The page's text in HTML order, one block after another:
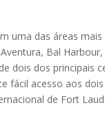
uma das áreas
Bal
dois dos principais
fácil acesso aos
de Fort